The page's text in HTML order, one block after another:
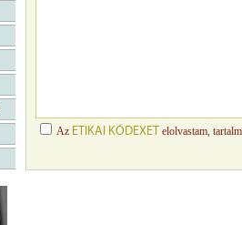
Az ETIKAI KÓDEXET elolvastam,